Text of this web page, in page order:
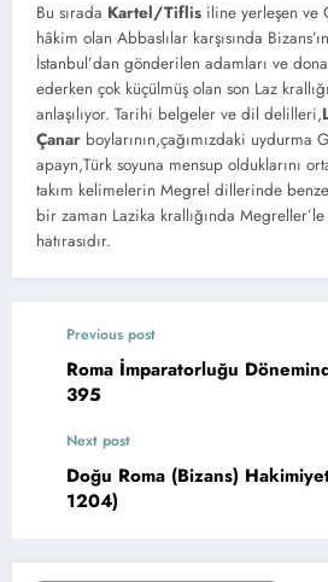
Bu sırada Kartel/Tiflis iline yerleşen ve
hâkim olan Abbaslılar karşısında
İstanbul’dan gönderilen adamları ve
ederken çok küçülmüş olan son Laz
anlaşılıyor. Tarihi belgeler ve dil delilleri,
Çanar boylarının,çağımızdaki uydurma
apayn,Türk soyuna mensup olduklarını
takım kelimelerin Megrel dillerinde
bir zaman Lazika krallığında
hatırasıdır.
Previous post
Roma İmparatorluğu
395
Next post
Doğu Roma (Bizans)
1204)